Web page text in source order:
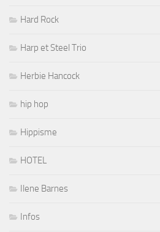
Hard Rock
Harp et Steel Trio
Herbie Hancock
hip hop
Hippisme
HOTEL
Ilene Barnes
Infos